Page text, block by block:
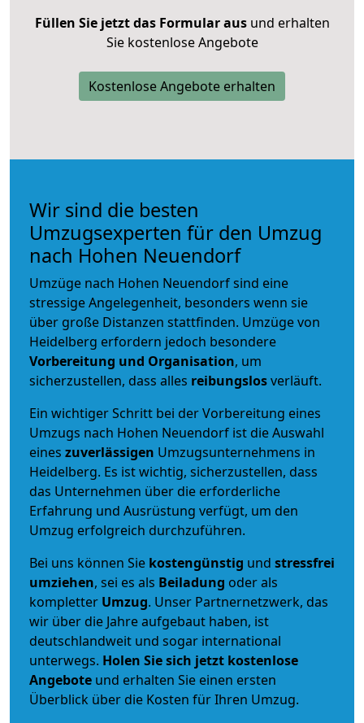
Füllen Sie jetzt das Formular ausund erhalten
Sie kostenlose Angebote
Kostenlose Angebote erhalten
Wir sind die besten
Umzugsexperten für den Umzug
nach Hohen Neuendorf
Umzüge nach Hohen Neuendorf sind eine
stressige Angelegenheit, besonders wenn sie
über große Distanzen stattfinden. Umzüge von
Heidelberg erfordern jedoch besondere
Vorbereitung und Organisation, um
sicherzustellen, dass alles reibungslosverläuft.
Ein wichtiger Schritt bei der Vorbereitung eines
Umzugs nach Hohen Neuendorf ist die Auswahl
eines zuverlässigen Umzugsunternehmens in
Heidelberg. Es ist wichtig, sicherzustellen, dass
das Unternehmen über die erforderliche
Erfahrung und Ausrüstung verfügt, um den
Umzug erfolgreich durchzuführen.
Bei uns können Sie kostengünstig und stressfrei
umziehen, sei es als Beiladung oder als
kompletter Umzug. Unser Partnernetzwerk, das
wir über die Jahre aufgebaut haben, ist
deutschlandweit und sogar international
unterwegs. Holen Sie sich jetzt kostenlose
Angebote und erhalten Sie einen ersten
Überblick über die Kosten für Ihren Umzug.